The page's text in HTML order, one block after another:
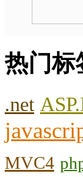
热门标
.net
MVC4